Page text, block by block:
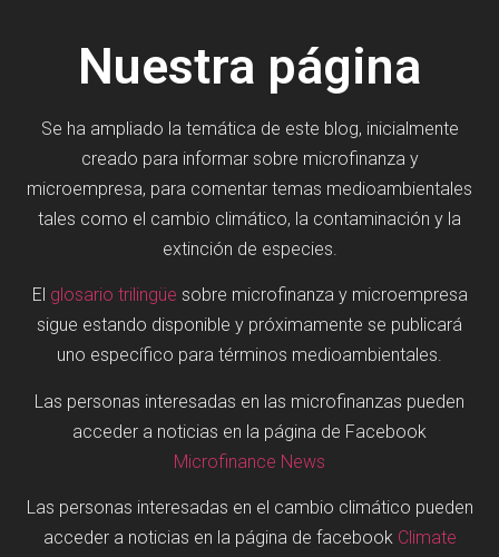
Nuestra página
Se ha ampliado la temática de este blog, inicialmente
creado para informar sobre microfinanza y
microempresa, para comentar temas medioambientales
tales como el cambio climático, la contaminación y la
extinción de especies.
El glosario trilingüe sobre microfinanza y microempresa
sigue estando disponible y próximamente se publicará
uno específico para términos medioambientales.
Las personas interesadas en las microfinanzas pueden
acceder a noticias en la página de Facebook
Microfinance News
Las personas interesadas en el cambio climático pueden
acceder a noticias en la página de facebook Climate